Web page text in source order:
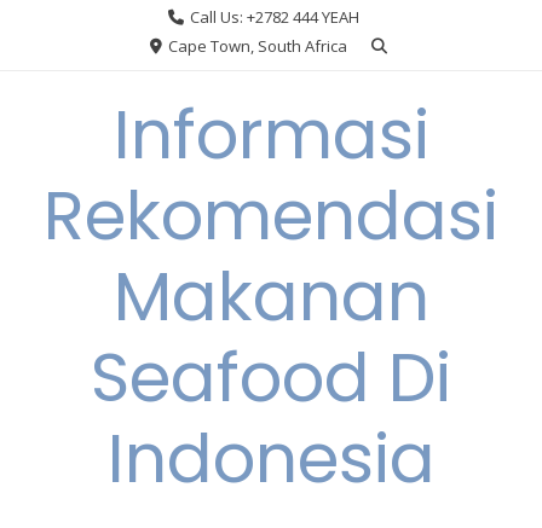
Call Us: +2782 444 YEAH
Cape Town, South Africa
Informasi
Rekomendasi
Makanan
Seafood Di
Indonesia